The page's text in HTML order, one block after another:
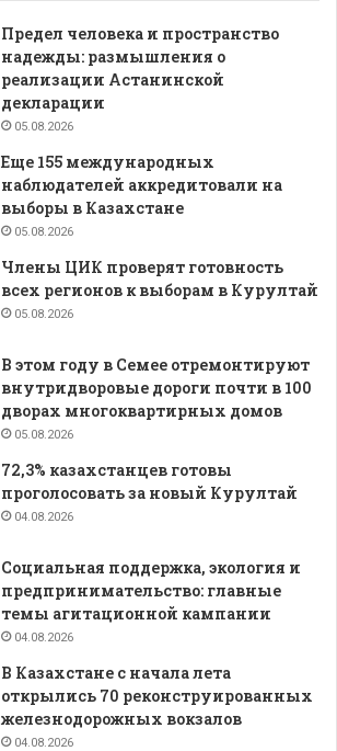
Предел человека и пространство
надежды: размышления о
реализации Астанинской
декларации
05.08.2026
Еще 155 международных
наблюдателей аккредитовали на
выборы в Казахстане
05.08.2026
Члены ЦИК проверят готовность
всех регионов к выборам в Курултай
05.08.2026
В этом году в Семее отремонтируют
внутридворовые дороги почти в 100
дворах многоквартирных домов
05.08.2026
72,3% казахстанцев готовы
проголосовать за новый Курултай
04.08.2026
Социальная поддержка, экология и
предпринимательство: главные
темы агитационной кампании
04.08.2026
В Казахстане с начала лета
открылись 70 реконструированных
железнодорожных вокзалов
04.08.2026